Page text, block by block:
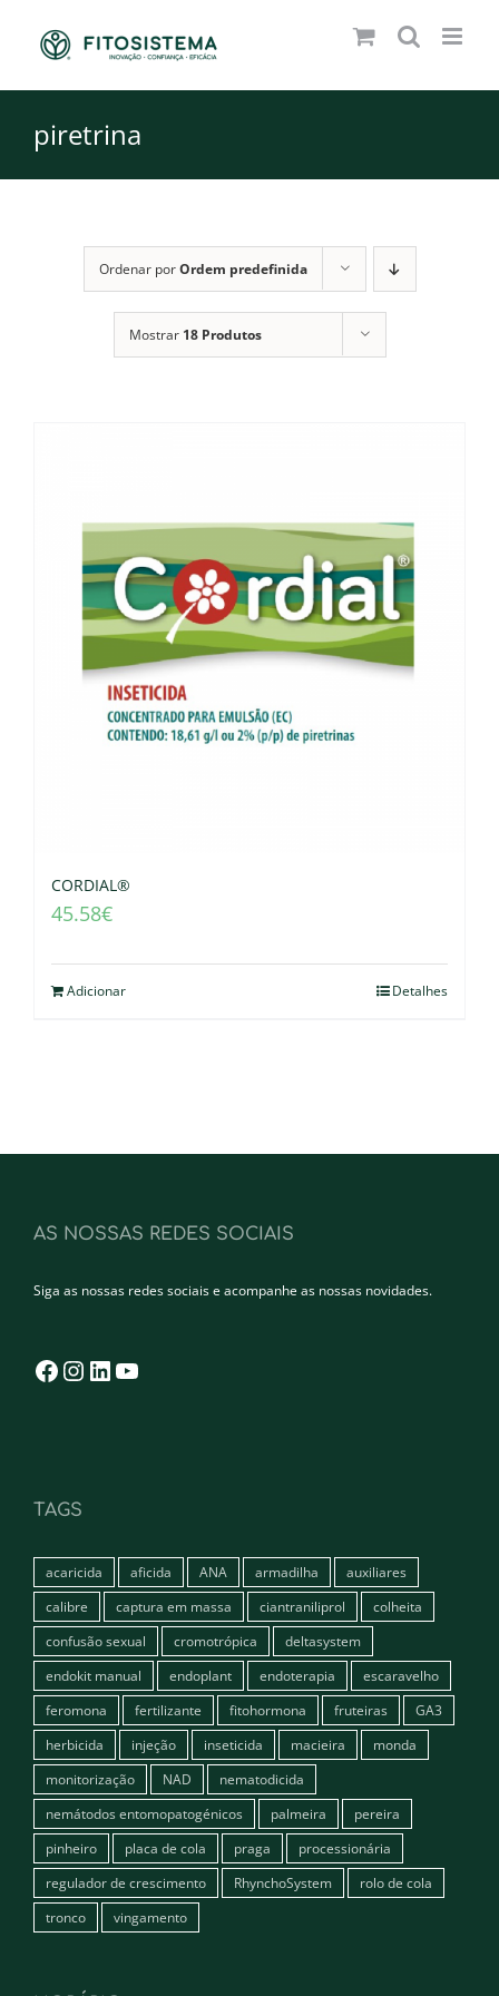
piretrina
Ordenar porOrdem predefinida
Mostrar 18 Produtos
CORDIAL®
45.58€
Adicionar Detalhes
AS NOSSAS REDES SOCIAIS
Siga as nossas redes sociais e acompanhe as nossas novidades.
Facebook
Instagram
LinkedIn
TAGS
acaricida aficida ANA armadilha
auxiliares
calibre
captura em massa ciantraniliprol
colheita
confusão sexual
cromotrópica
deltasystem
endokit manual
endoplant endoterapia
escaravelho
feromona
fertilizante fitohormona fruteiras
GA3
herbicida
injeção inseticida macieira
monda
monitorização
NAD
nematodicida
nemátodos entomopatogénicos
palmeira
pereira
pinheiro
placa de cola praga
processionária
regulador de crescimento
RhynchoSystem
rolo de cola
tronco
vingamento